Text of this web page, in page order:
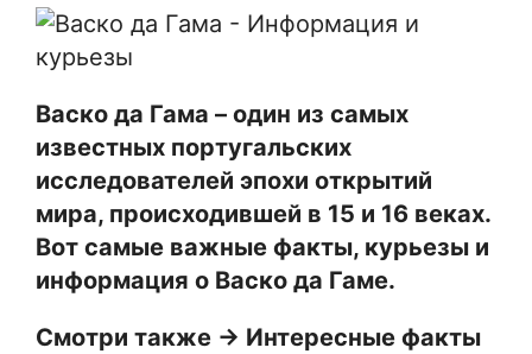
Васко да Гама – один из самых
известных португальских
исследователей эпохи открытий
мира, происходившей в 15 и 16 веках.
Вот самые важные факты, курьезы и
информация о Васко да Гаме.
Смотри также -> Интересные факты